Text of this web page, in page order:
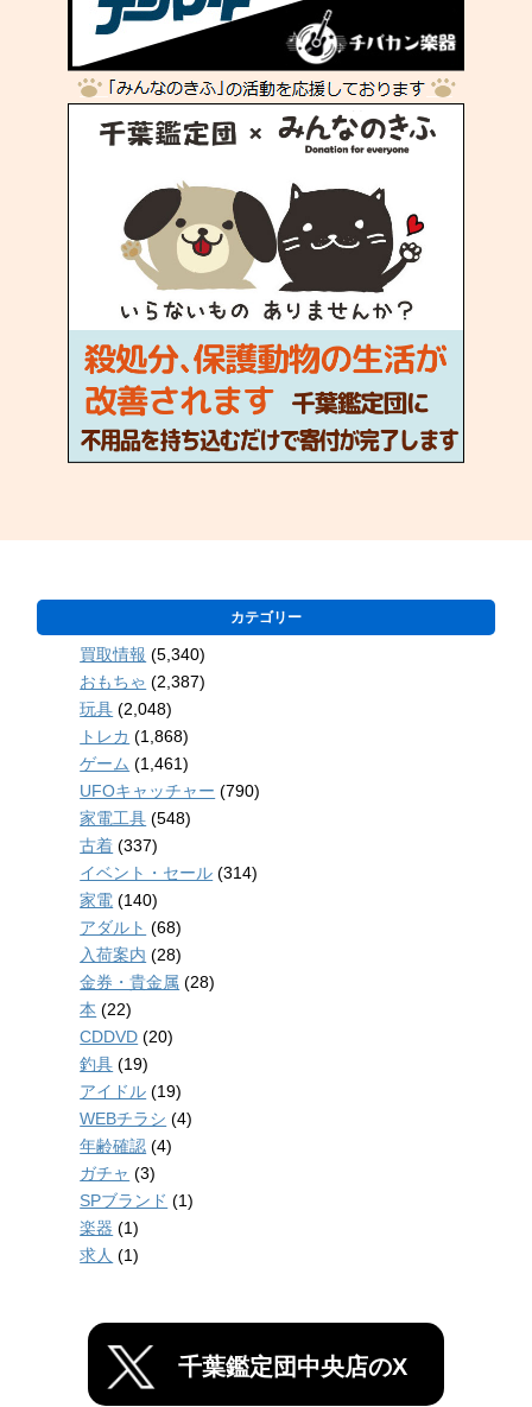
カテゴリー
買取情報 (5,340)
おもちゃ (2,387)
玩具 (2,048)
トレカ (1,868)
ゲーム (1,461)
UFOキャッチャー (790)
家電工具 (548)
古着 (337)
イベント・セール (314)
家電 (140)
アダルト (68)
入荷案内 (28)
金券・貴金属 (28)
本 (22)
CDDVD (20)
釣具 (19)
アイドル (19)
WEBチラシ (4)
年齢確認 (4)
ガチャ (3)
SPブランド (1)
楽器 (1)
求人 (1)
千葉鑑定団中央店のX